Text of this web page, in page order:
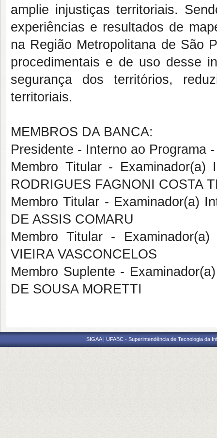
amplie injustiças territoriais.
experiências e resultados de
na Região Metropolitana de São
procedimentais e de uso desse
segurança dos territórios,
territoriais.
MEMBROS DA BANCA:
Presidente - Interno ao Programa
Membro Titular -
RODRIGUES FAGNONI COSTA
Membro Titular - Examinador(a)
DE ASSIS COMARU
Membro Titular -
VIEIRA VASCONCELOS
Membro Suplente -
DE SOUSA MORETTI
SIGAA | UFABC - Superintendência de Tecnologia da